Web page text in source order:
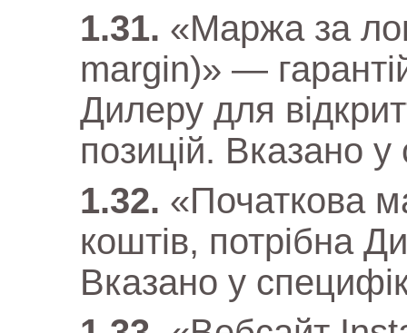
«Маржа за
margin)» —
Дилеру для
позицій. Вказано у
«Початкова
коштів, потрібна
Вказано у